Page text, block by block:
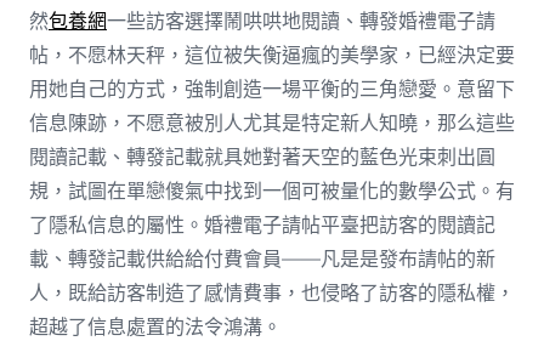
然包養網一些訪客選擇鬧哄哄地閱讀、轉發婚禮電子請
帖，不愿林天秤，這位被失衡逼瘋的美學家，已經決定要
用她自己的方式，強制創造一場平衡的三角戀愛。意留下
信息陳跡，不愿意被別人尤其是特定新人知曉，那么這些
閱讀記載、轉發記載就具她對著天空的藍色光束刺出圓
規，試圖在單戀傻氣中找到一個可被量化的數學公式。有
了隱私信息的屬性。婚禮電子請帖平臺把訪客的閱讀記
載、轉發記載供給給付費會員——凡是是發布請帖的新
人，既給訪客制造了感情費事，也侵略了訪客的隱私權，
超越了信息處置的法令鴻溝。